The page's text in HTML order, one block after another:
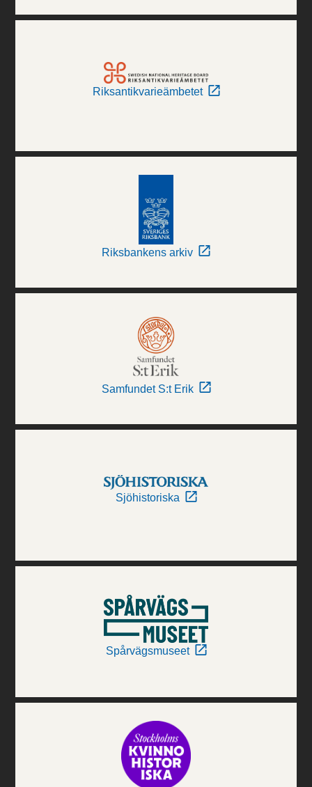
Riksantikvarieämbetet
Riksbankens arkiv
Samfundet S:t Erik
Sjöhistoriska
Spårvägsmuseet